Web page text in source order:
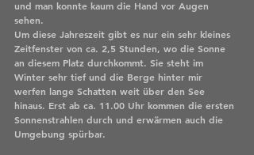
und man konnte kaum die Hand vor Augen
sehen.
Um diese Jahreszeit gibt es nur ein sehr kleines
Zeitfenster von ca. 2,5 Stunden, wo die Sonne
an diesem Platz durchkommt. Sie steht im
Winter sehr tief und die Berge hinter mir
werfen lange Schatten weit über den See
hinaus. Erst ab ca. 11.00 Uhr kommen die ersten
Sonnenstrahlen durch und erwärmen auch die
Umgebung spürbar.